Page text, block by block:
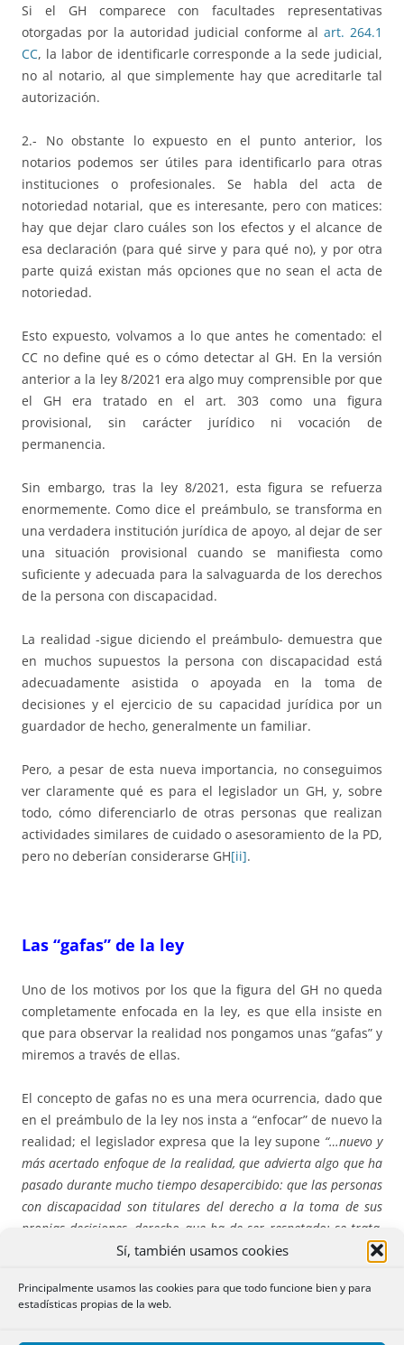
Sí, también usamos cookies
Principalmente usamos las cookies para que todo funcione bien y para
estadísticas propias de la web.
Si el GH comparece con facultades representativas
otorgadas por la autoridad judicial conforme al art. 264.1
CC, la labor de identificarle corresponde a la sede judicial,
no al notario, al que simplemente hay que acreditarle tal
autorización.
2.- No obstante lo expuesto en el punto anterior, los
notarios podemos ser útiles para identificarlo para otras
instituciones o profesionales. Se habla del acta de
notoriedad notarial, que es interesante, pero con matices:
hay que dejar claro cuáles son los efectos y el alcance de
esa declaración (para qué sirve y para qué no), y por otra
parte quizá existan más opciones que no sean el acta de
notoriedad.
Esto expuesto, volvamos a lo que antes he comentado: el
CC no define qué es o cómo detectar al GH. En la versión
anterior a la ley 8/2021 era algo muy comprensible por que
el GH era tratado en el art. 303 como una figura
provisional, sin carácter jurídico ni vocación de
permanencia.
Sin embargo, tras la ley 8/2021, esta figura se refuerza
enormemente. Como dice el preámbulo, se transforma en
una verdadera institución jurídica de apoyo, al dejar de ser
una situación provisional cuando se manifiesta como
suficiente y adecuada para la salvaguarda de los derechos
de la persona con discapacidad.
La realidad -sigue diciendo el preámbulo- demuestra que
en muchos supuestos la persona con discapacidad está
adecuadamente asistida o apoyada en la toma de
decisiones y el ejercicio de su capacidad jurídica por un
guardador de hecho, generalmente un familiar.
Pero, a pesar de esta nueva importancia, no conseguimos
ver claramente qué es para el legislador un GH, y, sobre
todo, cómo diferenciarlo de otras personas que realizan
actividades similares de cuidado o asesoramiento de la PD,
pero no deberían considerarse GH[ii].
Las “gafas” de la ley
Uno de los motivos por los que la figura del GH no queda
completamente enfocada en la ley, es que ella insiste en
que para observar la realidad nos pongamos unas “gafas” y
miremos a través de ellas.
El concepto de gafas no es una mera ocurrencia, dado que
en el preámbulo de la ley nos insta a “enfocar” de nuevo la
realidad; el legislador expresa que la ley supone “…nuevo y
más acertado enfoque de la realidad, que advierta algo que ha
pasado durante mucho tiempo desapercibido: que las personas
con discapacidad son titulares del derecho a la toma de sus
propias decisiones, derecho que ha de ser respetado; se trata,
por tanto, de una cuestión de derechos humanos”
E incluso habla de una especie de “reeducación” de los
profesionales del Derecho, “